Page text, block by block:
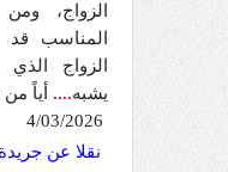
الزواج،
المناسب
الزواج
يشبه.... أياً
نقلا عن